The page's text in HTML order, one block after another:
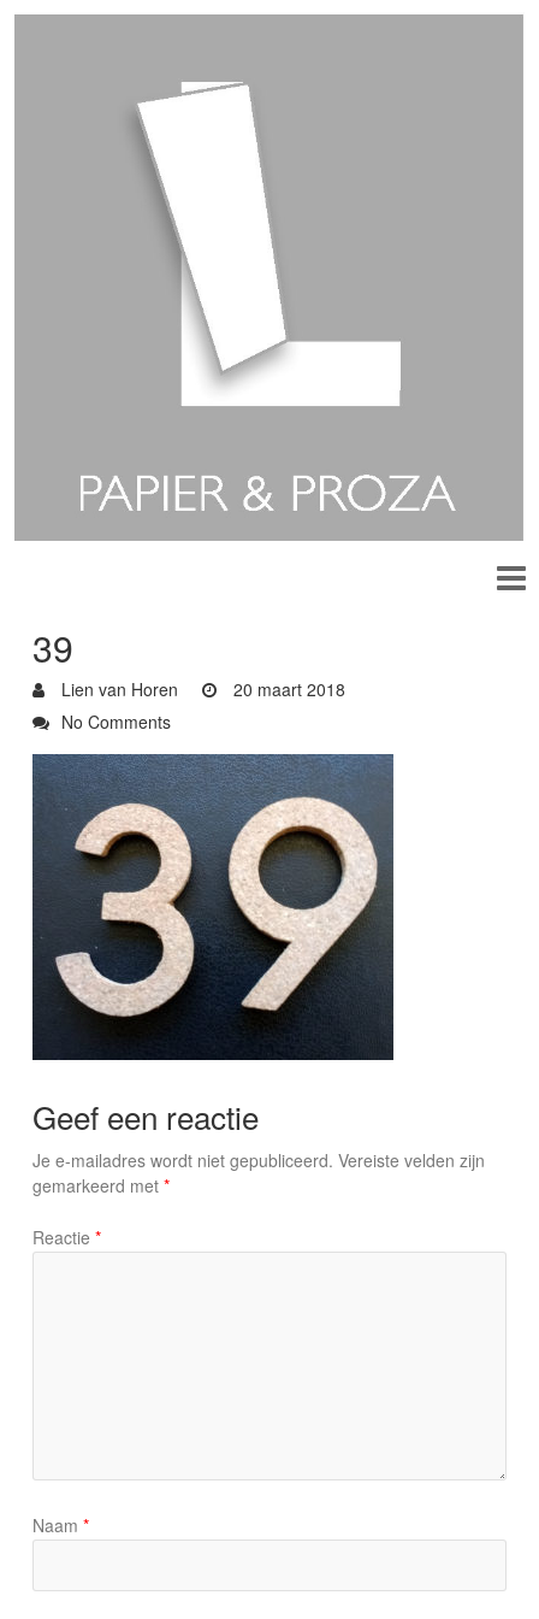
39
Lien van Horen
20 maart 2018
No Comments
Geef een reactie
Je e-mailadres wordt niet gepubliceerd. Vereiste velden zijn
gemarkeerd met *
Reactie *
Naam *